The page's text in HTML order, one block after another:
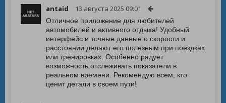
antaid 13 августа 2025 09:01
Отличное приложение для любителей
автомобилей и активного отдыха! Удобный
интерфейс и точные данные о скорости и
расстоянии делают его полезным при поездках
или тренировках. Особенно радует
возможность отслеживать показатели в
реальном времени. Рекомендую всем, кто
ценит детали в своем пути!